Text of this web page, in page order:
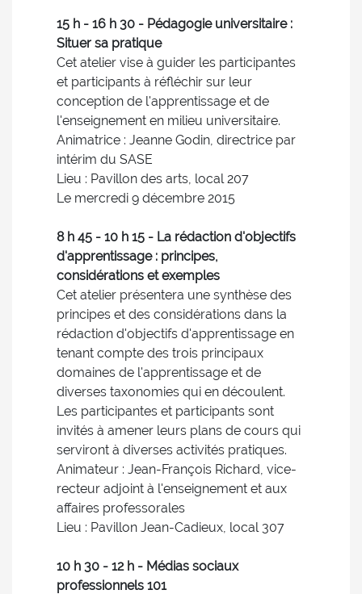
15 h - 16 h 30 - Pédagogie universitaire :
Situer sa pratique
Cet atelier vise à guider les participantes
et participants à réfléchir sur leur
conception de l'apprentissage et de
l'enseignement en milieu universitaire.
Animatrice : Jeanne Godin, directrice par
intérim du SASE
Lieu : Pavillon des arts, local 207
Le mercredi 9 décembre 2015
8 h 45 - 10 h 15 - La rédaction d'objectifs
d'apprentissage : principes,
considérations et exemples
Cet atelier présentera une synthèse des
principes et des considérations dans la
rédaction d'objectifs d'apprentissage en
tenant compte des trois principaux
domaines de l'apprentissage et de
diverses taxonomies qui en découlent.
Les participantes et participants sont
invités à amener leurs plans de cours qui
serviront à diverses activités pratiques.
Animateur : Jean-François Richard, vice-
recteur adjoint à l'enseignement et aux
affaires professorales
Lieu : Pavillon Jean-Cadieux, local 307
10 h 30 - 12 h - Médias sociaux
professionnels 101